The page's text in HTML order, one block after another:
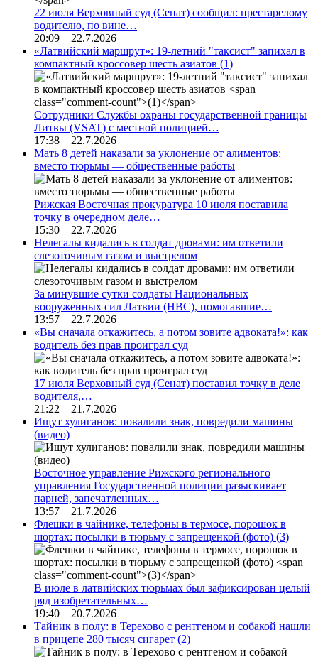
22 июля Верховный суд (Сенат) сообщил: престарелому
водителю, по вине…
20:09 22.7.2026
«Латвийский маршрут»: 19-летний "таксист" запихал в
компактный кроссовер шесть азиатов (1)
Сотрудники Службы охраны государственной границы
Литвы (VSAT) с местной полицией…
17:38 22.7.2026
Мать 8 детей наказали за уклонение от алиментов:
вместо тюрьмы — общественные работы
Рижская Восточная прокуратура 10 июля поставила
точку в очередном деле…
15:30 22.7.2026
Нелегалы кидались в солдат дровами: им ответили
слезоточивым газом и выстрелом
За минувшие сутки солдаты Национальных
вооруженных сил Латвии (НВС), помогавшие…
13:57 22.7.2026
«Вы сначала откажитесь, а потом зовите адвоката!»: как
водитель без прав проиграл суд
17 июля Верховный суд (Сенат) поставил точку в деле
водителя,…
21:22 21.7.2026
Ищут хулиганов: повалили знак, повредили машины
(видео)
Восточное управление Рижского регионального
управления Государственной полиции разыскивает
парней, запечатленных…
13:57 21.7.2026
Флешки в чайнике, телефоны в термосе, порошок в
шортах: посылки в тюрьму с запрещенкой (фото) (3)
В июле в латвийских тюрьмах был зафиксирован целый
ряд изобретательных…
19:40 20.7.2026
Тайник в полу: в Терехово с рентгеном и собакой нашли
в прицепе 280 тысяч сигарет (2)